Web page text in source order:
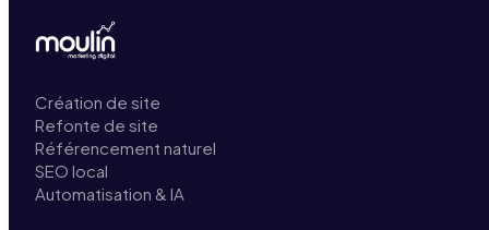
Création de site
Refonte de site
Référencement naturel
SEO local
Automatisation & IA